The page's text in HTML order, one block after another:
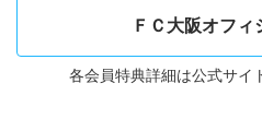
ＦＣ大阪オフィ
各会員特典詳細は公式サイ